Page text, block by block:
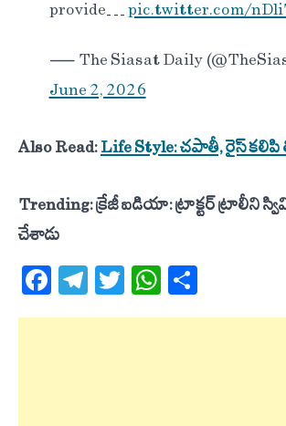
provide…pic.twitter.com/
— The Siasat Daily
June 2, 2026
Also Read:Life Style: చపాతీ, రైస్ కలిపి
Trending: క్రేజీ ఐడియా: ట్రాక్టర్ ట్రాలీని
చేశాడు
Facebook
Telegram
TwitterWhatsApp